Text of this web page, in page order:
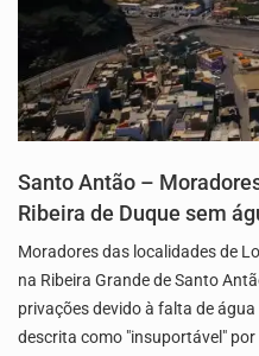
Santo Antão –
Ribeira de Duque sem
Moradores das localidades de
na Ribeira Grande de Santo
privações devido à falta de
descrita como "insuportável"